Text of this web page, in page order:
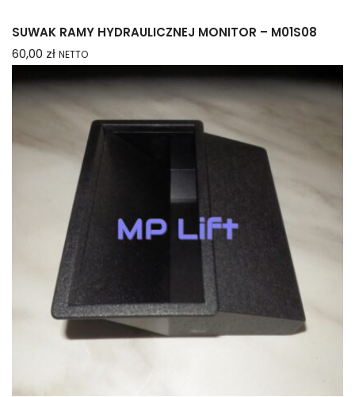
SUWAK RAMY HYDRAULICZNEJ MONITOR – M01S08
60,00 zł NETTO